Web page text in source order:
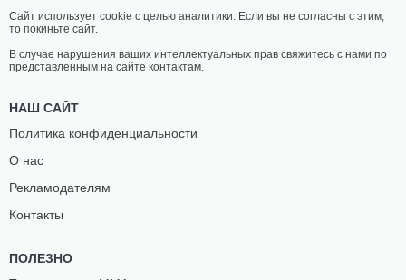
Сайт использует cookie с целью аналитики. Если вы не согласны с этим,
то покиньте сайт.
В случае нарушения ваших интеллектуальных прав свяжитесь с нами по
представленным на сайте контактам.
НАШ САЙТ
Политика конфиденциальности
О нас
Рекламодателям
Контакты
ПОЛЕЗНО